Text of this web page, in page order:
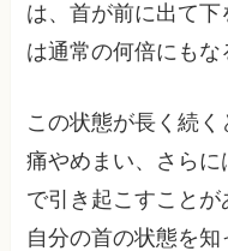
は、首が前に出て
は通常の何倍にもな
この状態が長く続
痛やめまい、さらに
で引き起こすこと
自分の首の状態を